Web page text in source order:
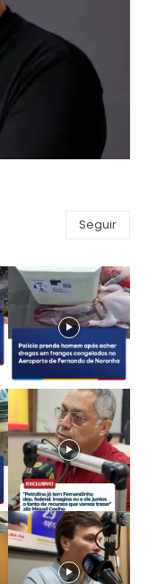
Seguir